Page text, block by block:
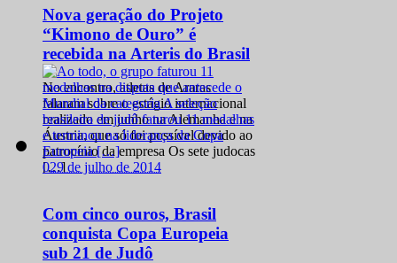
Nova geração do Projeto
“Kimono de Ouro” é
recebida na Arteris do Brasil
No encontro, atletas de Araras
falaram sobre o estágio internacional
realizado em junho na Alemanha e na
Áustria, que só foi possível devido ao
patrocínio da empresa Os sete judocas
[…]
029 de julho de 2014
Com cinco ouros, Brasil
conquista Copa Europeia
sub 21 de Judô